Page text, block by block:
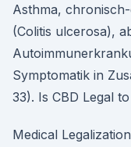
Asthma,
(Colitis ulcerosa),
Symptomatik in
33). Is CBD Legal
Medical